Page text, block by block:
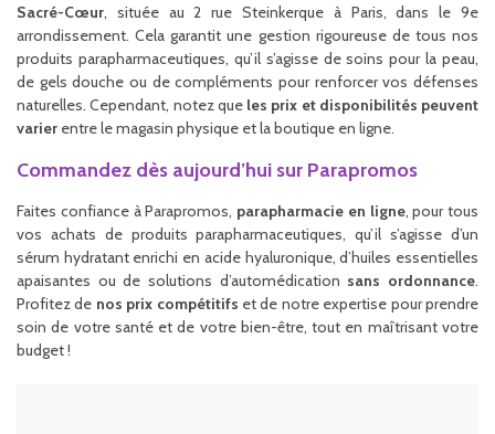
Sacré-Cœur, située au 2 rue Steinkerque à Paris, dans le 9e
arrondissement. Cela garantit une gestion rigoureuse de tous nos
produits parapharmaceutiques, qu’il s’agisse de soins pour la peau,
de gels douche ou de compléments pour renforcer vos défenses
naturelles. Cependant, notez que les prix et disponibilités peuvent
varier entre le magasin physique et la boutique en ligne.
Commandez dès aujourd’hui sur Parapromos
Faites confiance à Parapromos, parapharmacie en ligne, pour tous
vos achats de produits parapharmaceutiques, qu’il s’agisse d’un
sérum hydratant enrichi en acide hyaluronique, d’huiles essentielles
apaisantes ou de solutions d’automédication sans ordonnance.
Profitez de nos prix compétitifs et de notre expertise pour prendre
soin de votre santé et de votre bien-être, tout en maîtrisant votre
budget !